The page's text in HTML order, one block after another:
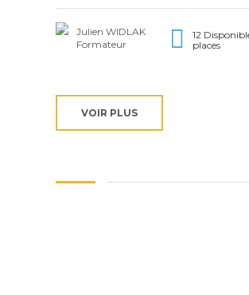
Julien WIDLAK
Formateur
12
places
VOIR PLUS